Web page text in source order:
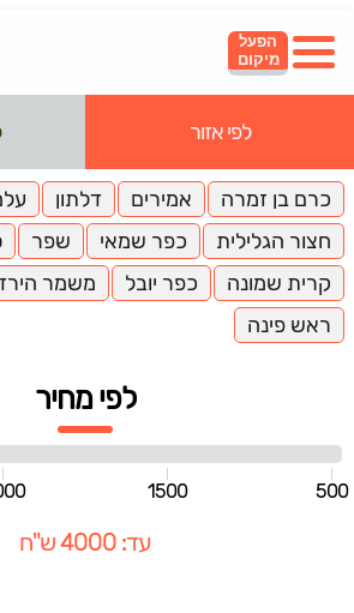
הפעל
מיקום
לפי אזור
כרם בן זמרה אמירים דלתון
חצור הגלילית
כפר שמאי שפר
קרית שמונה
כפר יובל משמר
ראש פינה
לפי מחיר
500
1500
עד: 4000 ש"ח